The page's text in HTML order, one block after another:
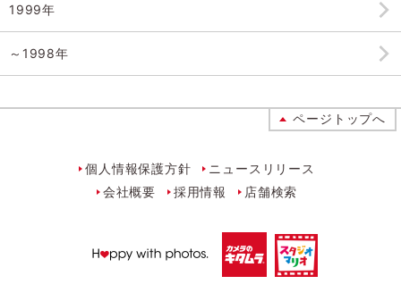
1999年
～1998年
ページトップへ
個人情報保護方針
ニュースリリース
会社概要
採用情報 店舗検索